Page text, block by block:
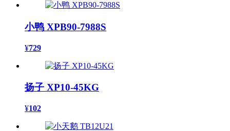
小鸭 XPB90-7988S
¥729
扬子 XP10-45KG
¥102